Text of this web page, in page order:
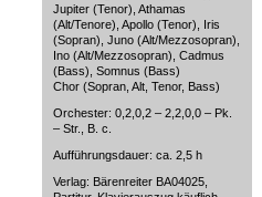
Jupiter (Tenor), Athamas
(Alt/Tenore), Apollo (Tenor), Iris
(Sopran), Juno (Alt/Mezzosopran),
Ino (Alt/Mezzosopran), Cadmus
(Bass), Somnus (Bass)
Chor (Sopran, Alt, Tenor, Bass)
Orchester: 0,2,0,2 – 2,2,0,0 – Pk.
– Str., B. c.
Aufführungsdauer: ca. 2,5 h
Verlag: Bärenreiter BA04025,